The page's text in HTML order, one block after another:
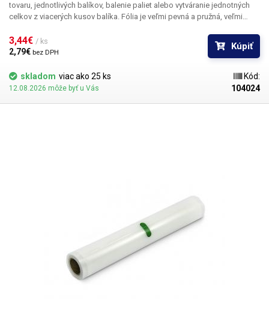
tovaru, jednotlivých balíkov, balenie paliet alebo vytváranie jednotných
celkov z viacerých kusov balíka. Fólia je veľmi pevná a pružná, veľmi
nožom alebo nožnicami. Fólia je tiež výborná na balenie rôznych dielov,
materiálov a tovaru počas skladovania a prepravy, zabalením výrobku do
drevo, plasty atď.
3,44€ / ks
2,79€ bez DPH
Kúpiť
skladom viac ako 25 ks
12.08.2026 môže byť u Vás
Kód:
104024